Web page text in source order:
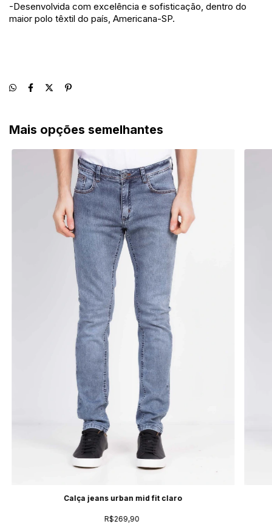
-Desenvolvida com excelência e sofisticação, dentro do
maior polo têxtil do país, Americana-SP.
Mais opções semelhantes
Calça jeans urban mid fit claro
R$269,90